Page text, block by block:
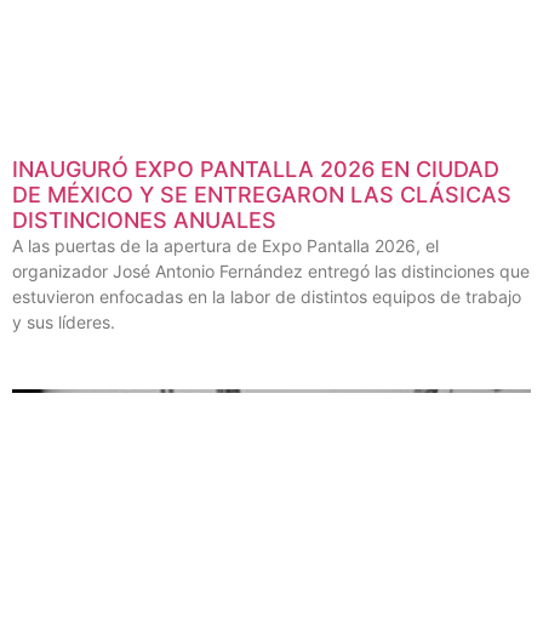
INAUGURÓ EXPO PANTALLA 2026 EN CIUDAD
DE MÉXICO Y SE ENTREGARON LAS CLÁSICAS
DISTINCIONES ANUALES
A las puertas de la apertura de Expo Pantalla 2026, el
organizador José Antonio Fernández entregó las distinciones que
estuvieron enfocadas en la labor de distintos equipos de trabajo
y sus líderes.